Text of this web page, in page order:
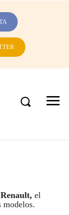
Renault, el
modelos.